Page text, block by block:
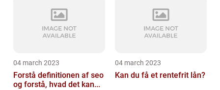
04 march 2023
Forstå definitionen af seo
og forstå, hvad det kan...
04 march 2023
Kan du få et rentefrit lån?